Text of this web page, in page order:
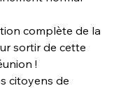
complète de la
sortir de cette
!
citoyens de